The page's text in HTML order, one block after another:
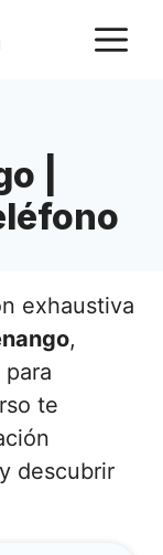
|
exhaustiva
,
te
descubrir